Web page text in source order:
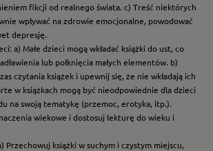
fikcji od realnego świata. c) Treść niektórych
wpływać na zdrowie emocjonalne, powodować
depresję.
a) Małe dzieci mogą wkładać książki do ust, co
lub połknięcia małych elementów. b)
czytania książek i upewnij się, że nie wkładają ich
w książkach mogą być nieodpowiednie dla dzieci
na swoją tematykę (przemoc, erotyka, itp.).
wiekowe i dostosuj lekturę do wieku i
Przechowuj książki w suchym i czystym miejscu,